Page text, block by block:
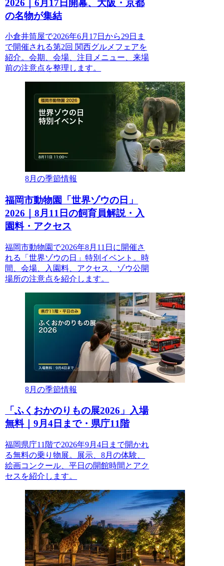
2026｜6月17日開幕、大阪・京都
の名物が集結
小倉井筒屋で2026年6月17日から29日ま
で開催される第2回 関西グルメフェアを
紹介。会期、会場、注目メニュー、来場
前の注意点を整理します。
8月の季節情報
福岡市動物園「世界ゾウの日」
2026｜8月11日の飼育員解説・入
園料・アクセス
福岡市動物園で2026年8月11日に開催さ
れる「世界ゾウの日」特別イベント。時
間、会場、入園料、アクセス、ゾウ公開
場所の注意点を紹介します。
8月の季節情報
「ふくおかのりもの展2026」入場
無料｜9月4日まで・県庁11階
福岡県庁11階で2026年9月4日まで開かれ
る無料の乗り物展。展示、8月の体験、
絵画コンクール、平日の開館時間とアク
セスを紹介します。